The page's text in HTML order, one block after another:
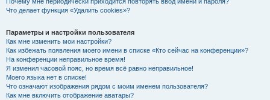
Что делает функция «Удалить cookies»?
Параметры и настройки пользователя
Как мне изменить мои настройки?
Как избежать появления моего имени в списке «Кто сейчас на конференции»?
На конференции неправильное время!
Я изменил часовой пояс, но время всё равно неправильное!
Моего языка нет в списке!
Что означают изображения рядом с моим именем пользователя?
Как мне включить отображение аватары?